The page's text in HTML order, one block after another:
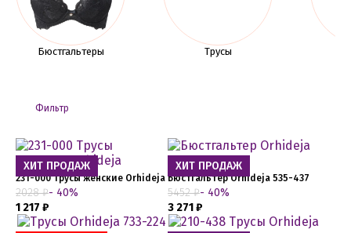
Бюстгальтеры Трусы
Фильтр
ХИТ ПРОДАЖ
231-000 Трусы женские Orhideja
2028 ₽- 40%
1 217 ₽
ХИТ ПРОДАЖ
Бюстгальтер Orhideja 535-437
5452 ₽- 40%
3 271 ₽